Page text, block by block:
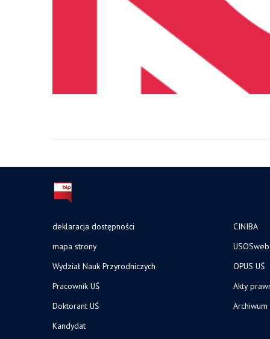
deklaracja dostępności
mapa strony
Wydział Nauk Przyrodniczych
Pracownik UŚ
Doktorant UŚ
Kandydat
CINIBA
USOSweb
OPUS UŚ
Akty